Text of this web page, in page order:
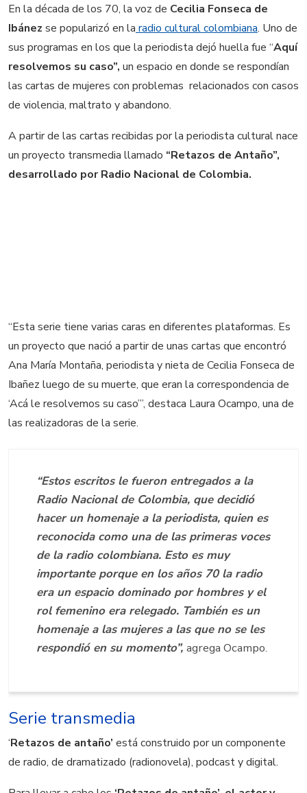
En la década de los 70, la voz de Cecilia Fonseca de
Ibánez se popularizó en la radio cultural colombiana. Uno de
sus programas en los que la periodista dejó huella fue “Aquí
resolvemos su caso”, un espacio en donde se respondían
las cartas de mujeres con problemas relacionados con casos
de violencia, maltrato y abandono.
A partir de las cartas recibidas por la periodista cultural nace
un proyecto transmedia llamado “Retazos de Antaño”,
desarrollado por Radio Nacional de Colombia.
“Esta serie tiene varias caras en diferentes plataformas. Es
un proyecto que nació a partir de unas cartas que encontró
Ana María Montaña, periodista y nieta de Cecilia Fonseca de
Ibañez luego de su muerte, que eran la correspondencia de
‘Acá le resolvemos su caso’”, destaca Laura Ocampo, una de
las realizadoras de la serie.
“Estos escritos le fueron entregados a la
Radio Nacional de Colombia, que decidió
hacer un homenaje a la periodista, quien es
reconocida como una de las primeras voces
de la radio colombiana. Esto es muy
importante porque en los años 70 la radio
era un espacio dominado por hombres y el
rol femenino era relegado. También es un
homenaje a las mujeres a las que no se les
respondió en su momento”, agrega Ocampo.
Serie transmedia
‘Retazos de antaño’ está construido por un componente
de radio, de dramatizado (radionovela), podcast y digital.